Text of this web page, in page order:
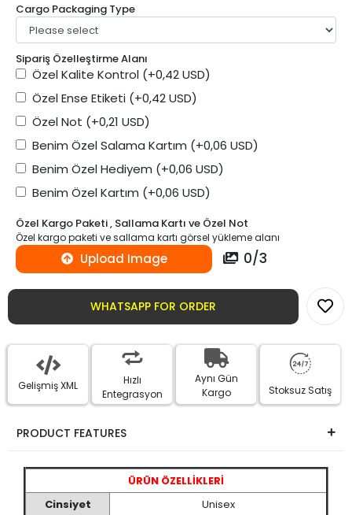
Cargo Packaging Type
Sipariş Özelleştirme Alanı
Özel Kalite Kontrol (+0,42 USD)
Özel Ense Etiketi (+0,42 USD)
Özel Not (+0,21 USD)
Benim Özel Salama Kartım (+0,06 USD)
Benim Özel Hediyem (+0,06 USD)
Benim Özel Kartım (+0,06 USD)
Özel Kargo Paketi , Sallama Kartı ve Özel Not
Özel kargo paketi ve sallama kartı görsel yükleme alanı
Upload Image 0/3
WHATSAPP FOR ORDER
Gelişmiş XML
Hızlı
Entegrasyon
Aynı Gün
Kargo
Stoksuz Satış
PRODUCT FEATURES
ÜRÜN ÖZELLİKLERİ
Cinsiyet
Unisex